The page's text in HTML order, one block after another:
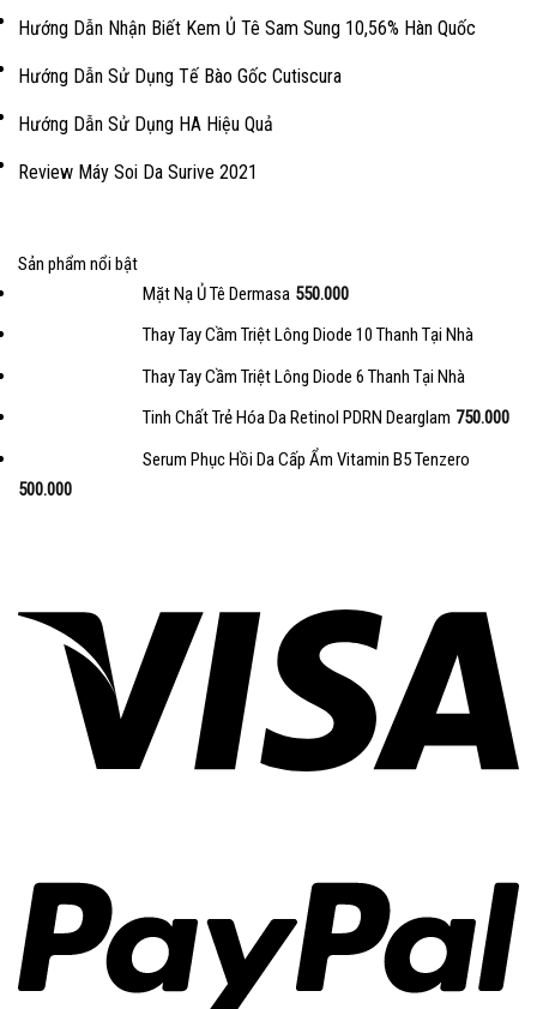
Hướng Dẫn Nhận Biết Kem Ủ Tê Sam Sung 10,56% Hàn Quốc
Hướng Dẫn Sử Dụng Tế Bào Gốc Cutiscura
Hướng Dẫn Sử Dụng HA Hiệu Quả
Review Máy Soi Da Surive 2021
Sản phẩm nổi bật
Mặt Nạ Ủ Tê Dermasa 550.000
Thay Tay Cầm Triệt Lông Diode 10 Thanh Tại Nhà
Thay Tay Cầm Triệt Lông Diode 6 Thanh Tại Nhà
Tinh Chất Trẻ Hóa Da Retinol PDRN Dearglam 750.000
Serum Phục Hồi Da Cấp Ẩm Vitamin B5 Tenzero
500.000